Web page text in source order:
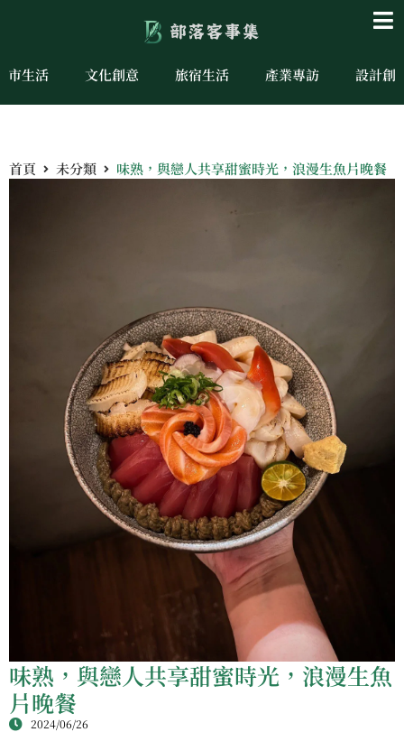
市生活 文化創意 旅宿生活 產業專訪 設計創
首頁 未分類 味熟，與戀人共享甜蜜時光，浪漫生魚片晚餐
味熟，與戀人共享甜蜜時光，浪漫生魚
片晚餐
2024/06/26